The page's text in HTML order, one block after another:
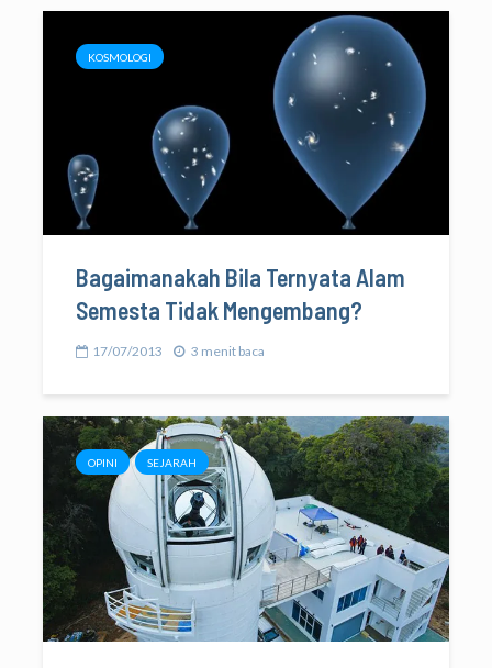
KOSMOLOGI
Bagaimanakah Bila Ternyata Alam
Semesta Tidak Mengembang?
17/07/2013 3 menit baca
OPINI SEJARAH